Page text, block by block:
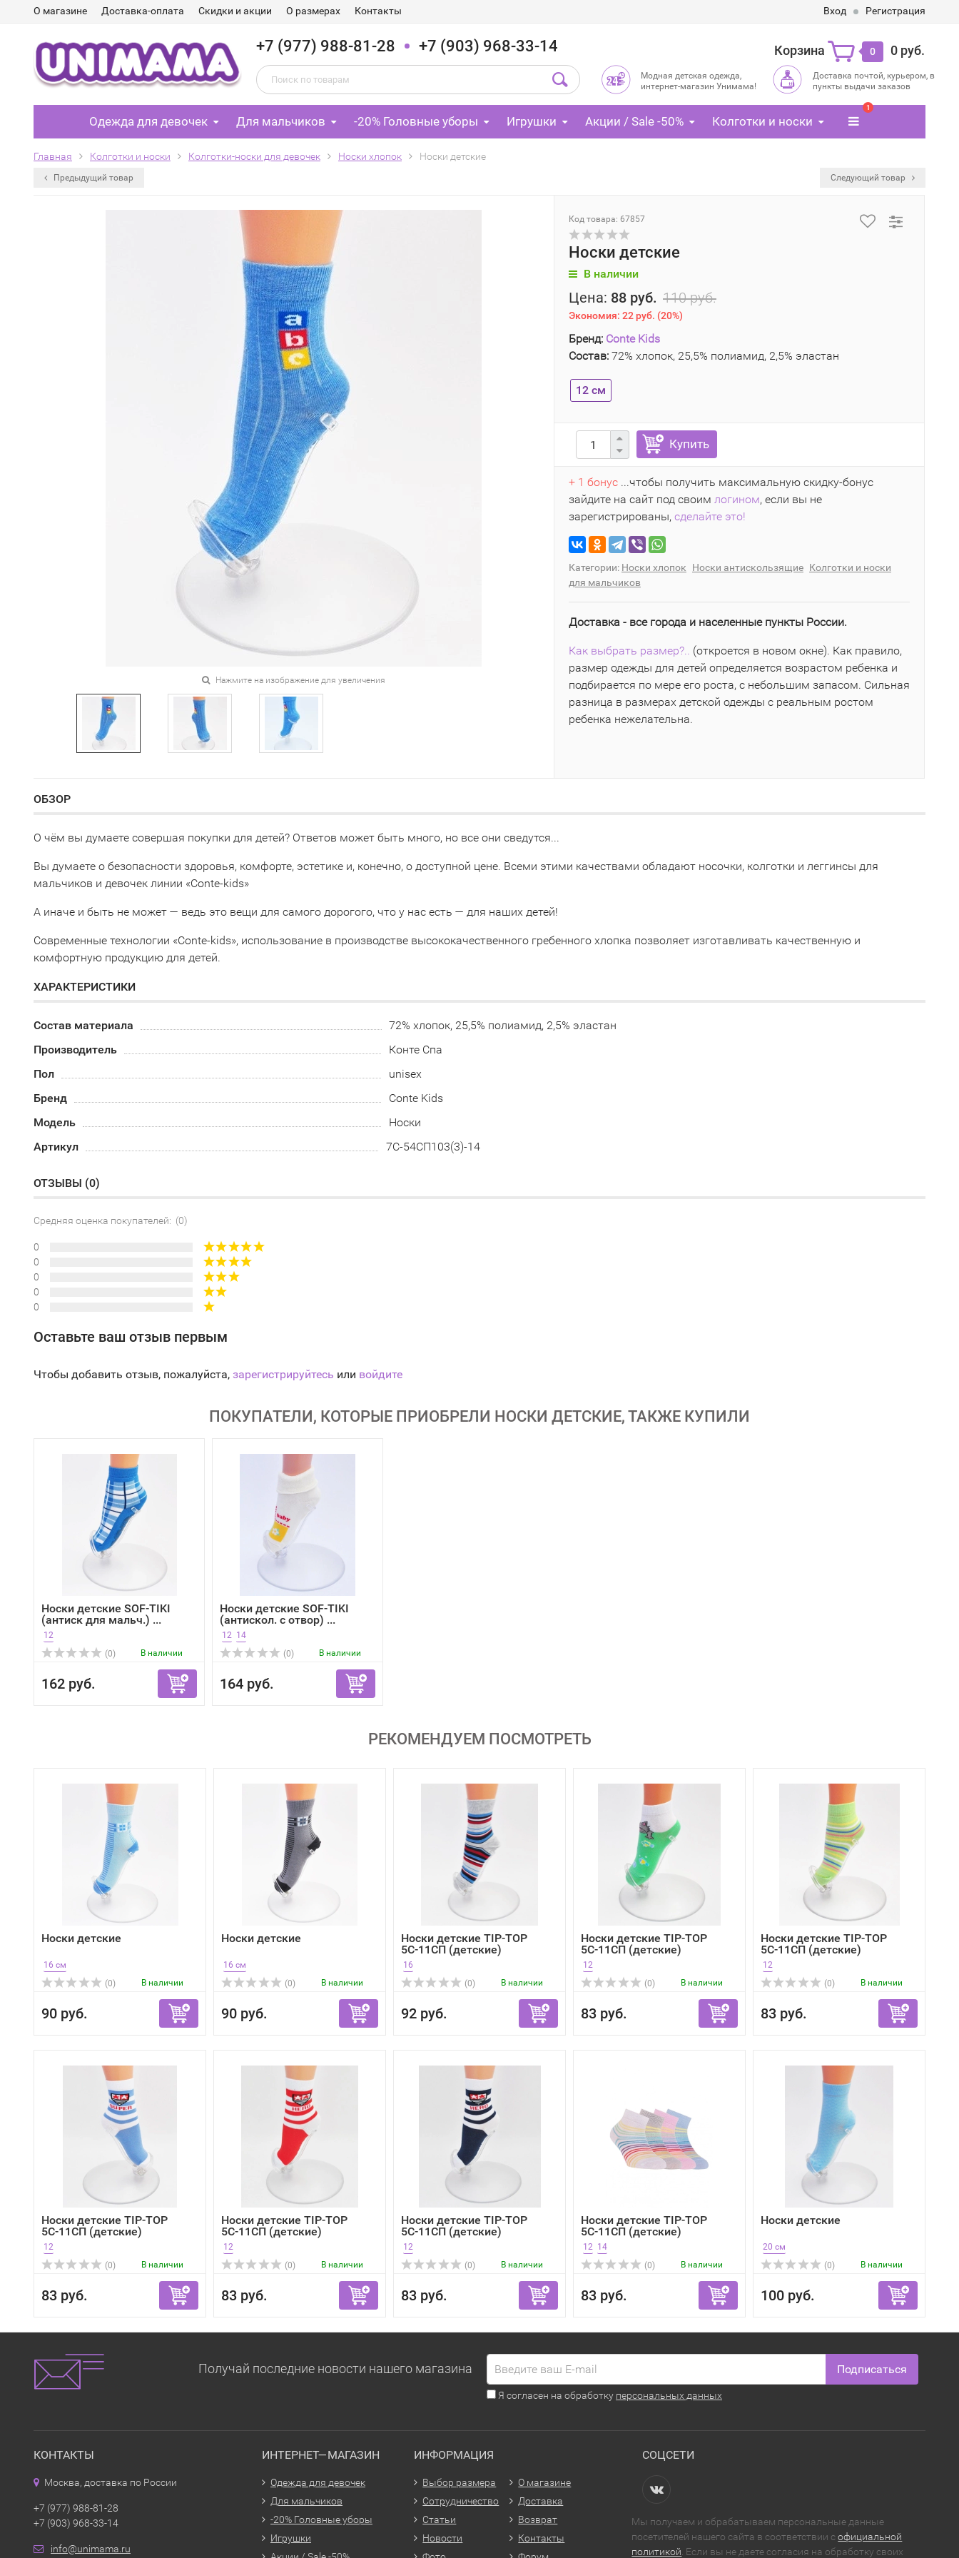
О магазине Доставка-оплата Скидки и акции О размерах Контакты Вход Регистрация
+7 (977) 988-81-28 +7 (903) 968-33-14 Корзина 0 0 руб.
Модная детская одежда,
интернет-магазин Унимама!
Доставка почтой, курьером, в
пункты выдачи заказов
Одежда для девочек Для мальчиков -20% Головные уборы Игрушки Акции / Sale -50% Колготки и носки
1
Главная Колготки и носки Колготки-носки для девочек Носки хлопок Носки детские
Предыдущий товар Следующий товар
Нажмите на изображение для увеличения
Код товара: 67857
Носки детские
В наличии
Цена: 88 руб. 110 руб.
Экономия: 22 руб. (20%)
Бренд: Conte Kids
Состав: 72% хлопок, 25,5% полиамид, 2,5% эластан
12 см
Купить
+ 1 бонус ...чтобы получить максимальную скидку-бонус
зайдите на сайт под своим логином, если вы не
зарегистрированы, сделайте это!
Категории: Носки хлопок Носки антискользящие Колготки и носки
для мальчиков
Доставка - все города и населенные пункты России.
Как выбрать размер?.. (откроется в новом окне). Как правило,
размер одежды для детей определяется возрастом ребенка и
подбирается по мере его роста, с небольшим запасом. Сильная
разница в размерах детской одежды с реальным ростом
ребенка нежелательна.
ОБЗОР
О чём вы думаете совершая покупки для детей? Ответов может быть много, но все они сведутся...
Вы думаете о безопасности здоровья, комфорте, эстетике и, конечно, о доступной цене. Всеми этими качествами обладают носочки, колготки и леггинсы для
мальчиков и девочек линии «Conte-kids»
А иначе и быть не может — ведь это вещи для самого дорогого, что у нас есть — для наших детей!
Современные технологии «Conte-kids», использование в производстве высококачественного гребенного хлопка позволяет изготавливать качественную и
комфортную продукцию для детей.
ХАРАКТЕРИСТИКИ
Состав материала
72% хлопок, 25,5% полиамид, 2,5% эластан
Производитель
Конте Спа
Пол
unisex
Бренд
Conte Kids
Модель
Носки
Артикул
7C-54СП103(3)-14
ОТЗЫВЫ (0)
Средняя оценка покупателей: (0)
0
0
0
0
0
Оставьте ваш отзыв первым
Чтобы добавить отзыв, пожалуйста, зарегистрируйтесь или войдите
ПОКУПАТЕЛИ, КОТОРЫЕ ПРИОБРЕЛИ НОСКИ ДЕТСКИЕ, ТАКЖЕ КУПИЛИ
Носки детские SOF-TIKI
(антиск для мальч.) ...
12
(0)
В наличии
162 руб.
Носки детские SOF-TIKI
(антискол. с отвор) ...
12 14
(0)
В наличии
164 руб.
РЕКОМЕНДУЕМ ПОСМОТРЕТЬ
Носки детские
16 см
(0)
В наличии
90 руб.
Носки детские
16 см
(0)
В наличии
90 руб.
Носки детские TIP-TOP
5С-11СП (детские)
16
(0)
В наличии
92 руб.
Носки детские TIP-TOP
5С-11СП (детские)
12
(0)
В наличии
83 руб.
Носки детские TIP-TOP
5С-11СП (детские)
12
(0)
В наличии
83 руб.
Носки детские TIP-TOP
5С-11СП (детские)
12
(0)
В наличии
83 руб.
Носки детские TIP-TOP
5С-11СП (детские)
12
(0)
В наличии
83 руб.
Носки детские TIP-TOP
5С-11СП (детские)
12
(0)
В наличии
83 руб.
Носки детские TIP-TOP
5С-11СП (детские)
12 14
(0)
В наличии
83 руб.
Носки детские
20 см
(0)
В наличии
100 руб.
Получай последние новости нашего магазина Подписаться
Я согласен на обработку персональных данных
КОНТАКТЫ
Москва, доставка по России
+7 (977) 988-81-28
+7 (903) 968-33-14
info@unimama.ru
ИНТЕРНЕТ—МАГАЗИН
Одежда для девочек
Для мальчиков
-20% Головные уборы
Игрушки
ИНФОРМАЦИЯ
Выбор размера
Сотрудничество
Статьи
Новости
О магазине
Доставка
Возврат
Контакты
СОЦСЕТИ
Мы получаем и обрабатываем персональные данные
посетителей нашего сайта в соответствии софициальной
политикой . Если вы не даете согласия на обработку своих